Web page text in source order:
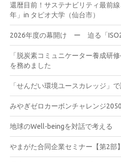
還暦目前！サステナビリティ最前
年」in タピオ大学（仙台市）
2026年度の幕開け ー 迫る「
「脱炭素コミュニケーター養成研
を務めました
「せんだい環境ユースカレッジ」
みやぎゼロカーボンチャレンジ
地球のWell-beingを対話で考える
やまがた合同企業セミナー【第2部